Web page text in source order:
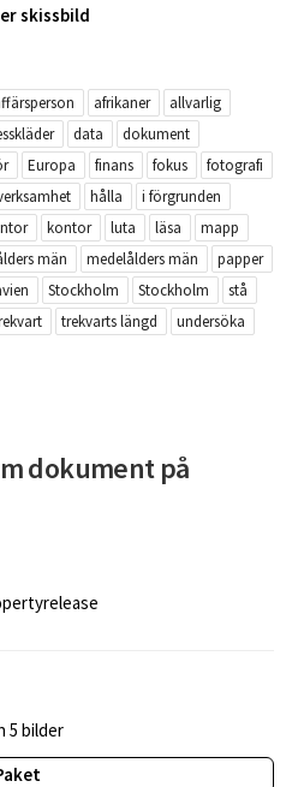
skissbild
afrikaner
allvarlig
data
dokument
Europa finans fokus
fotografi
hålla
i förgrunden
kontor luta läsa
mapp
män medelålders män
papper
Stockholm Stockholm
stå
trekvarts längd
undersöka
dokument på
5 bilder